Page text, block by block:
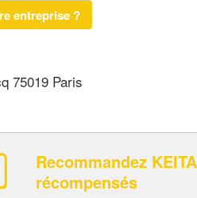
entreprise ?
75019 Paris
Recommandez
récompensés